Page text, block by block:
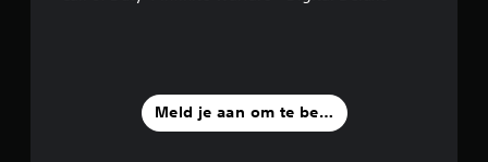
Meld je aan om te beoordelen